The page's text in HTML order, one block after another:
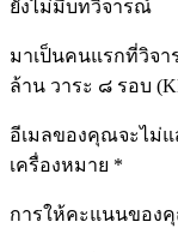
ยังไม่มีบทวิจารณ์
มาเป็นคนแรกที่วิจ
ล้าน วาระ ๘ รอบ
อีเมลของคุณจะไม่
เครื่องหมาย *
การให้คะแนนของ